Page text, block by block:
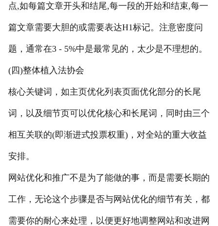
点,如每篇文章开头和结尾,每一段的开始和结束,每一
篇文章需要大胆的或需要表达H1标记。注意密度问
题，通常在3 - 5%中是最常见的，太少是不理想的。
(四)整体植入法协会
核心关键词，如主页优化列表页面优化部分的长尾
词，以及细节页可以优化核心和长尾词，同时由三个
相互关联的(即渐进式投票权重)，对全站的重大收益
安排。
网站优化和推广不是为了能做的事，而是需要长期的
工作，无论这个步骤是否与网站优化的细节有关，都
需要你的耐心来处理，以便更好地调整网站和改进网